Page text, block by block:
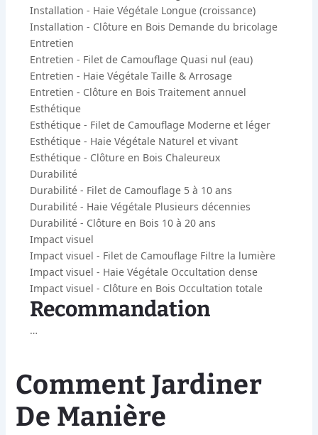
Installation - Haie Végétale Longue (croissance)
Installation - Clôture en Bois Demande du bricolage
Entretien
Entretien - Filet de Camouflage Quasi nul (eau)
Entretien - Haie Végétale Taille & Arrosage
Entretien - Clôture en Bois Traitement annuel
Esthétique
Esthétique - Filet de Camouflage Moderne et léger
Esthétique - Haie Végétale Naturel et vivant
Esthétique - Clôture en Bois Chaleureux
Durabilité
Durabilité - Filet de Camouflage 5 à 10 ans
Durabilité - Haie Végétale Plusieurs décennies
Durabilité - Clôture en Bois 10 à 20 ans
Impact visuel
Impact visuel - Filet de Camouflage Filtre la lumière
Impact visuel - Haie Végétale Occultation dense
Impact visuel - Clôture en Bois Occultation totale
Recommandation
…
Comment Jardiner
De Manière